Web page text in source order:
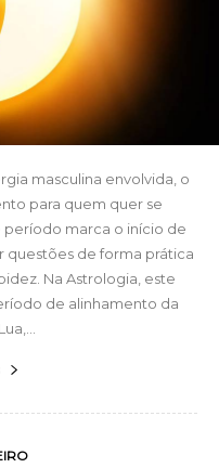
masculina envolvida, o
para quem quer se
período marca o início de
questões de forma prática
Na Astrologia, este
de alinhamento da